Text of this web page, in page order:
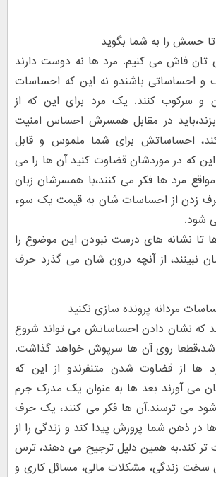
تان فاش می کنیم. مرد ها نه دوست دارند
و احساساتی باشندو نه این که احساسات
و سرکوب کنند. یک مرد برای این که از
در مقابل همسرش احساس امنیت
احساساتش برای شما ملموس و قابل
که در موردشان قضاوت کنید آن ها را می
مرد ها فکر می کنند،با همسرشان زبان
زدن از احساسات شان به قیمت یک سوء
شود.
تا نشانه های درست نبودن این موضوع را
نبینند، از آنچه درون شان می گذرد حرف
که نشان دادن احساساتش می تواند شروع
روی آن ها سرپوش خواهد گذاشت.
ها از قضاوت شدن متنفرندو از این که
می آورند بعد ها به عنوان یک مدرک جرم
شود می ترسند.آن ها فکر می کنند، یک حرف
در ذهن شما پرورش پیدا کند و زندگی را از
کند.به همین دلیل ترجیح می دهند، ترس
سخت زندگی، مشکلات مالی، مسائل کاری و